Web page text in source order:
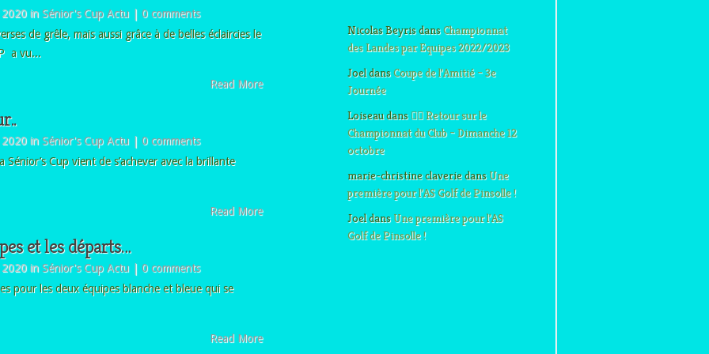
inSénior's Cup Actu| 0 comments
de grêle, mais aussi grâce à de belles éclaircies le
a vu...
Read More
inSénior's Cup Actu| 0 comments
Cup vient de s’achever avec la brillante
Read More
et les départs…
inSénior's Cup Actu| 0 comments
pour les deux équipes blanche et bleue qui se
Read More
Nicolas BeyrisdansChampionnat
des Landes par Equipes 2022/2023
JoeldansCoupe de l’Amitié – 3e
Journée
Loiseaudans🏌️‍♂️ Retour sur le
Championnat du Club – Dimanche 12
octobre
marie-christine claveriedansUne
première pour l’AS Golf de Pinsolle !
JoeldansUne première pour l’AS
Golf de Pinsolle !